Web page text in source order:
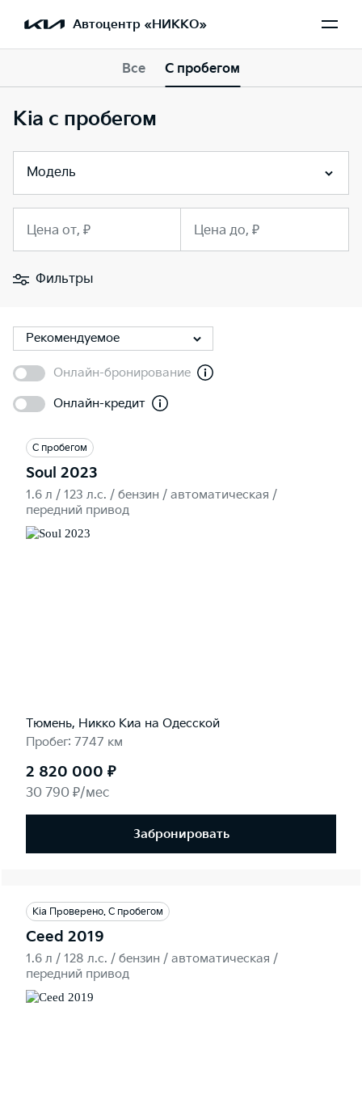
Автоцентр «НИККО»
Все С пробегом
Kia с пробегом
Модель
Цена от, ₽ Цена до, ₽
Фильтры
Рекомендуемое
Онлайн-бронирование
Онлайн-кредит
С пробегом
Soul 2023
1.6 л / 123 л.c. / бензин / автоматическая /
передний привод
Тюмень, Никко Kиа на Одесской
Пробег: 7747 км
2 820 000 ₽
30 790 ₽/мес
Забронировать
Kia Проверено. С пробегом
Ceed 2019
1.6 л / 128 л.c. / бензин / автоматическая /
передний привод